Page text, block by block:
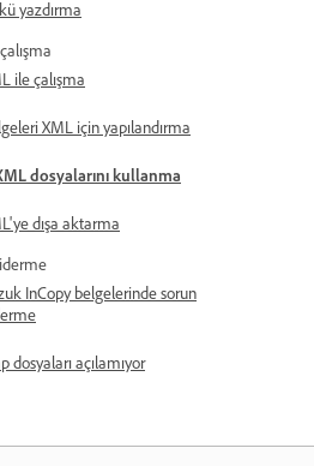
yazdırma
ile çalışma
XML için yapılandırma
dosyalarını kullanma
dışa aktarma
InCopy belgelerinde sorun
dosyaları açılamıyor